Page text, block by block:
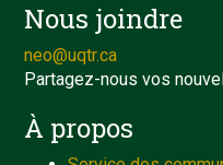
Nous joindre
neo@uqtr.ca
Partagez-nous vos
À propos